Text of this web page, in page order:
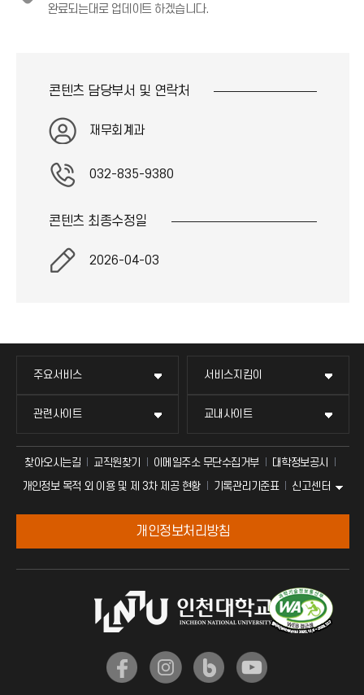
완료되는대로 업데이트 하겠습니다.·
콘
콘텐츠 담당부서 및 연락처
재무회계과
032-835-9380
콘텐츠 최종수정일
2026-04-03
주요서비스 서비스지킴이
관련사이트 교내사이트
찾아오시는길 교직원찾기 이메일주소 무단수집거부
대학정보공시
개인정보 목적 외 이용 및 제 3차 제공 현황
기록관리기준표 신고센터
개인정보처리방침